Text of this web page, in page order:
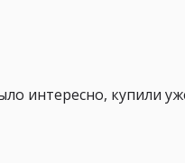
интересно, купили